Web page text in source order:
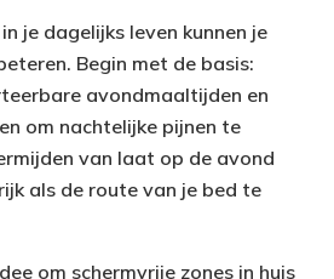
je dagelijks leven kunnen je
Begin met de basis:
avondmaaltijden en
om nachtelijke pijnen te
van laat op de avond
als de route van je bed te
om schermvrije zones in huis